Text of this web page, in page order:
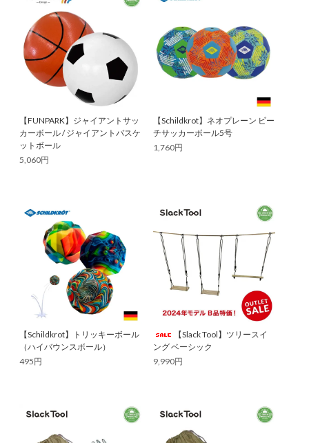
【FUNPARK】ジャイアントサッ
カーボール / ジャイアントバスケ
ットボール
5,060円
【Schildkrot】ネオプレーン ビー
チサッカーボール5号
1,760円
【Schildkrot】トリッキーボール
（ハイバウンスボール）
495円
【Slack Tool】ツリースイ
ング ベーシック
9,990円